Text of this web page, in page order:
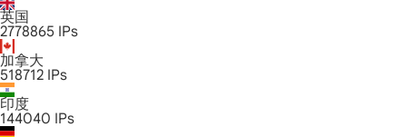
英国
2778865 IPs
加拿大
518712 IPs
印度
144040 IPs